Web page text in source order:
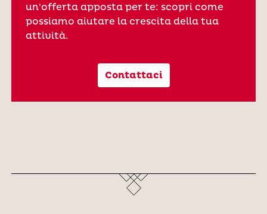
un'offerta apposta per te: scopri come
possiamo aiutare la crescita della tua
attività.
Contattaci